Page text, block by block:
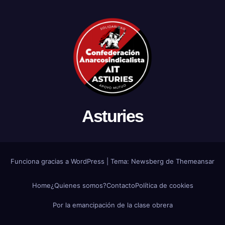
Asturies
Funciona gracias a WordPress Tema: Newsberg de Themeansar
Home¿Quienes somos?ContactoPolítica de cookies
Por la emancipación de la clase obrera